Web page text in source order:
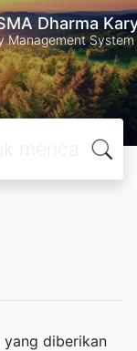
Dharma
Management System
yang diberikan